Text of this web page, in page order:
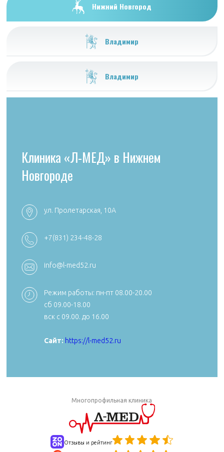
Нижний Новгород
Владимир
Владимир
+7 (4922) 38-30-00 +7 (4922) 44-24-78
reception@aibolit33.com
Клиника «Л-МЕД» в Нижнем
Новгороде
ул. Пролетарская, 10А
+7(831) 234-48-28
info@l-med52.ru
Режим работы: пн-пт 08.00-20.00
сб 09.00-18.00
вск с 09.00. до 16.00
Сайт: https://l-med52.ru
Многопрофильная клиника
Отзывы и рейтинг